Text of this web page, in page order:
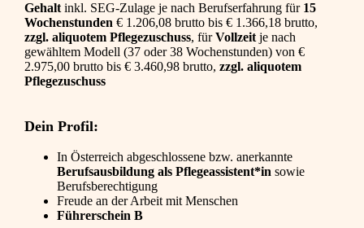
Gehalt inkl. SEG-Zulage je nach Berufserfahrung für 15
Wochenstunden € 1.206,08 brutto bis € 1.366,18 brutto,
zzgl. aliquotem Pflegezuschuss, fürVollzeit je nach
gewähltem Modell (37 oder 38 Wochenstunden) von €
2.975,00 brutto bis € 3.460,98 brutto, zzgl. aliquotem
Pflegezuschuss
Dein Profil:
In Österreich abgeschlossene bzw. anerkannte
Berufsausbildung als Pflegeassistent*in sowie
Berufsberechtigung
Freude an der Arbeit mit Menschen
Führerschein B